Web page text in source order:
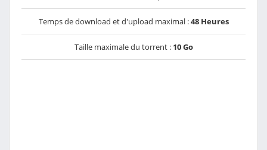
Temps de download et d'upload maximal :48 Heures
Taille maximale du torrent : 10 Go